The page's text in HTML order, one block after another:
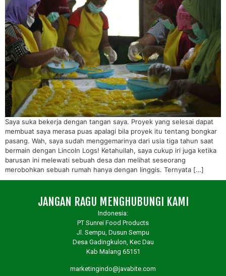
Saya suka bekerja dengan tangan saya. Proyek yang selesai dapat
membuat saya merasa puas apalagi bila proyek itu tentang bongkar
pasang. Wah, saya sudah menggemarinya dari usia tiga tahun saat
bermain dengan Lincoln Logs! Ketahuilah, saya cukup iri juga ketika
barusan ini melewati sebuah desa dan melihat seseorang
merobohkan sebuah rumah hanya dengan linggis. Ternyata […]
JANGAN RAGU MENGHUBUNGI KAMI
Indonesia:
PT Sunrei Food Products
Jl. Sempu, Dusun Sempu
Desa Gadingkulon, Kec Dau
Kab Malang 65151
marketingindo@javabite.com